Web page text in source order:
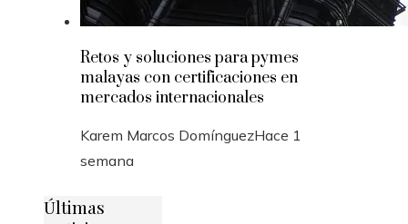
Retos y soluciones para pymes
malayas con certificaciones en
mercados internacionales
Karem Marcos DomínguezHace 1
semana
Últimas